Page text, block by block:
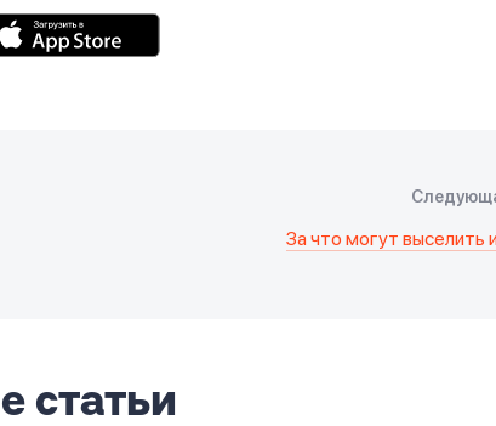
За что могут выселить
статьи